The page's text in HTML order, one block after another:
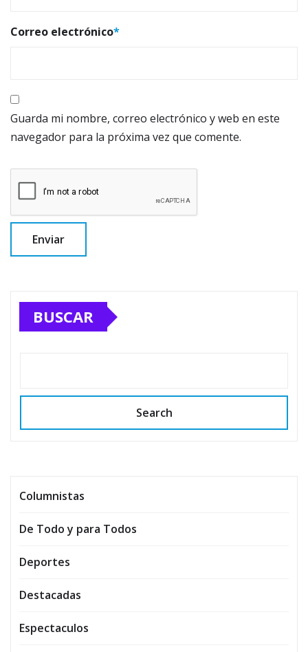
Correo electrónico*
Guarda mi nombre, correo electrónico y web en este
navegador para la próxima vez que comente.
BUSCAR
Search
Columnistas
De Todo y para Todos
Deportes
Destacadas
Espectaculos